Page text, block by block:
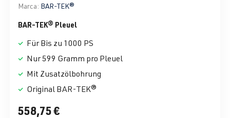
Marca: BAR-TEK®
BAR-TEK® Pleuel
Für Bis zu 1000 PS
Nur 599 Gramm pro Pleuel
Mit Zusatzölbohrung
Original BAR-TEK®
558,75 €